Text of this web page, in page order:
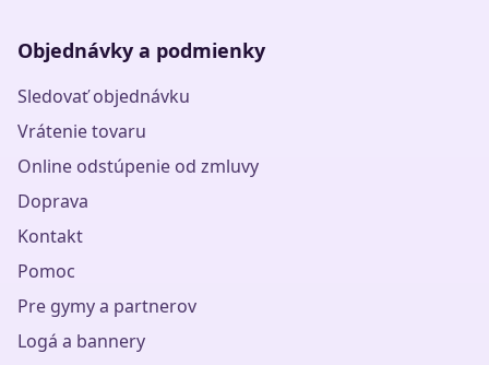
Objednávky a podmienky
Sledovať objednávku
Vrátenie tovaru
Online odstúpenie od zmluvy
Doprava
Kontakt
Pomoc
Pre gymy a partnerov
Logá a bannery